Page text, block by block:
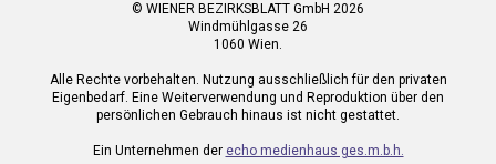
© WIENER BEZIRKSBLATT GmbH 2026
Windmühlgasse 26
1060 Wien.
Alle Rechte vorbehalten. Nutzung ausschließlich für den privaten
Eigenbedarf. Eine Weiterverwendung und Reproduktion über den
persönlichen Gebrauch hinaus ist nicht gestattet.
Ein Unternehmen der echo medienhaus ges.m.b.h.